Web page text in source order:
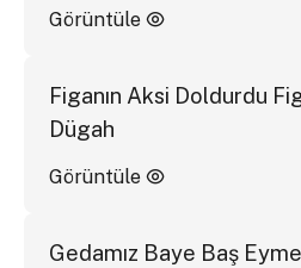
Görüntüle
Figanın Aksi Doldurdu
Dügah
Görüntüle
Gedamız Baye Baş